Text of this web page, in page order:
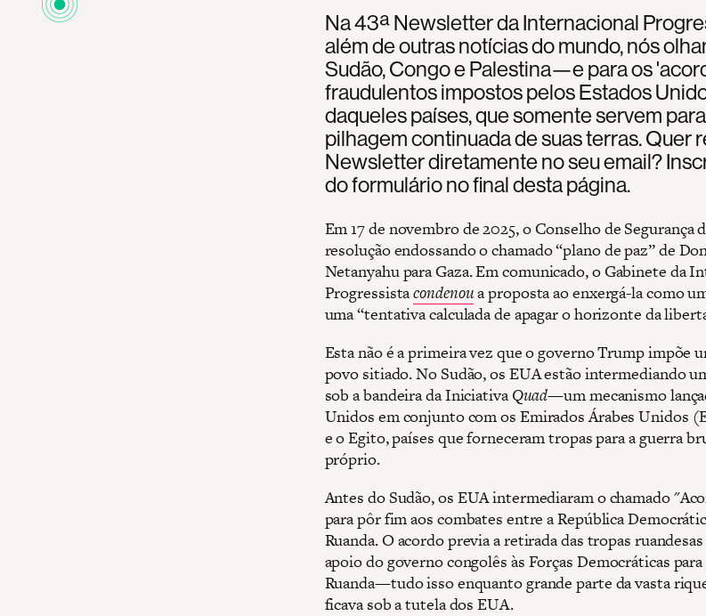
Na 43ª Newsletter da Internacional
além de outras notícias do mundo, nós
Sudão, Congo e Palestina—e para os
fraudulentos impostos pelos Estados
daqueles países, que somente servem
pilhagem continuada de suas terras. Quer
Newsletter diretamente no seu email?
do formulário no final desta página.
Em 17 de novembro de 2025, o Conselho de Segurança
resolução endossando o chamado “plano de paz” de
Netanyahu para Gaza. Em comunicado, o Gabinete da
Progressistacondenoua proposta ao enxergá-la como
uma “tentativa calculada de apagar o horizonte da
Esta não é a primeira vez que o governo Trump impõe
povo sitiado. No Sudão, os EUA estão intermediando
sob a bandeira da IniciativaQuad—um mecanismo
Unidos em conjunto com os Emirados Árabes Unidos
e o Egito, países que forneceram tropas para a guerra
próprio.
Antes do Sudão, os EUA intermediaram o chamado
para pôr fim aos combates entre a República
Ruanda. O acordo previa a retirada das tropas
apoio do governo congolês às Forças Democráticas
Ruanda—tudo isso enquanto grande parte da vasta
ficava sob a tutela dos EUA.